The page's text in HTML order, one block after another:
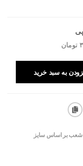
به سبد خرید
شعب بر اساس سایز